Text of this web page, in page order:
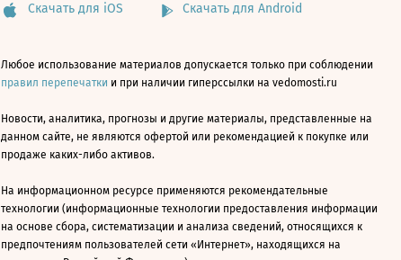
Скачать для iOS Скачать для Android
Любое использование материалов допускается только при соблюдении
правил перепечатки и при наличии гиперссылки на vedomosti.ru
Новости, аналитика, прогнозы и другие материалы, представленные на
данном сайте, не являются офертой или рекомендацией к покупке или
продаже каких-либо активов.
На информационном ресурсе применяются рекомендательные
технологии (информационные технологии предоставления информации
на основе сбора, систематизации и анализа сведений, относящихся к
предпочтениям пользователей сети «Интернет», находящихся на